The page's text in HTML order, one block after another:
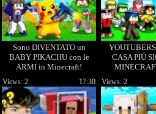
Sono DIVENTATO un
BABY PIKACHU con le
ARMI in Minecraft!
CASA PIÚ
17:30
Views: 2 Views: 2